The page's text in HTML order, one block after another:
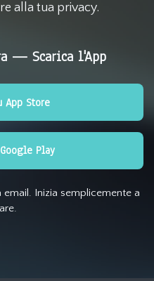
alla tua privacy.
— Scarica l'App
App Store
Play
email. Inizia semplicemente a